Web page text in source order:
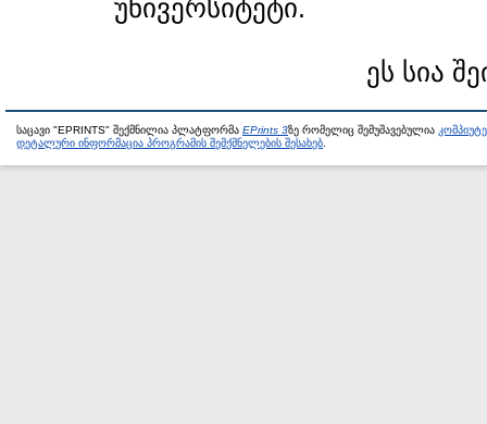
უნივერსიტეტი.
ეს სია
საცავი "EPRINTS" შექმნილია პლატფორმა EPrints 3ზე რომელიც შემუშავებულია
დეტალური ინფორმაცია პროგრამის შემქმნელების შესახებ